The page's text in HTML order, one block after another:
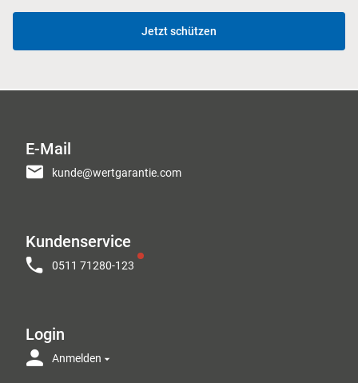
Jetzt schützen
E-Mail
kunde@wertgarantie.com
Kundenservice
0511 71280-123
Login
Anmelden